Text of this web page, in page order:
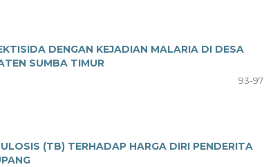
DENGAN KEJADIAN MALARIA DI DESA
SUMBA TIMUR
93-97
(TB) TERHADAP HARGA DIRI PENDERITA